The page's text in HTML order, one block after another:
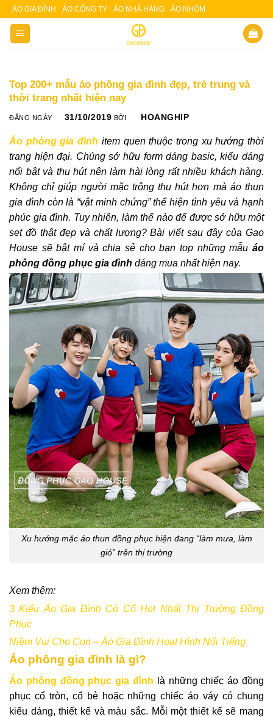
Skip
content
ÁO GIA ĐÌNH ÁO CÔNG TY ÁO NHÀ HÀNG ÁO NHÓM
Top 200+ mẫu áo phông gia đình đẹp, trẻ trung và
thời trang nhất hiện nay
ĐĂNG NGÀY 31/10/2019 BỞI HOANGHIP
Áo phông gia đình item quen thuộc trong xu hướng thời
trang hiện đại. Chúng sở hữu form dáng basic, kiểu dáng
nổi bật và thu hút nên làm hài lòng rất nhiều khách hàng.
Không chỉ giúp người mặc trông thu hút hơn mà áo thun
gia đình còn là “vật minh chứng” thể hiện tình yêu và hạnh
phúc gia đình. Tuy nhiên, làm thế nào để được sở hữu một
set đồ thật đẹp và chất lượng? Bài viết sau đây của Gạo
House sẽ bật mí và chia sẻ cho bạn top những mẫu áo
phông đồng phục gia đình đáng mua nhất hiện nay.
Xu hướng mặc áo thun đồng phục hiện đang “làm mưa, làm
gió” trên thị trường
Xem thêm:
3 Kiểu Áo Gia Đình Có Cổ Hot Nhất Thị Trường Đồng
Phục
Niềm Vui Cho Con – Áo Gia Đình Hoạt Hình Nổi Tiếng
Áo phông gia đình là gì?
Áo phông đồng phục gia đình là những chiếc áo đồng
phục cổ tròn, cổ bẻ hoặc những chiếc áo váy có chung
kiểu dáng, thiết kế và màu sắc. Mỗi một thiết kế sẽ mang